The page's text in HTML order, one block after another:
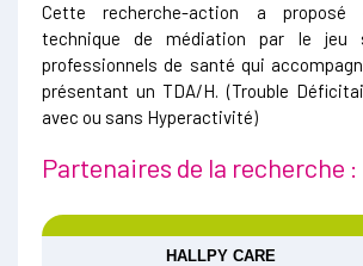
Cette recherche-action a
technique de médiation par le jeu
professionnels de santé qui
présentant un TDA/H. (Trouble
avec ou sans Hyperactivité)
Partenaires de la recherche :
HALLPY CARE